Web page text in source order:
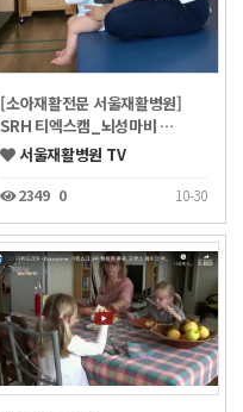
[소아재활전문 서울재활병원]
SRH 티엑스캠_뇌성마비 …
서울재활병원 TV
2349 0 10-30